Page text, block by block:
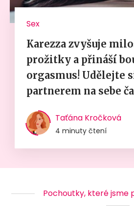
Sex
Karezza zvyšuje
prožitky a přináší
orgasmus! Udělejte
partnerem na sebe
Taťána Kročková
4 minuty čtení
Pochoutky, které jsme